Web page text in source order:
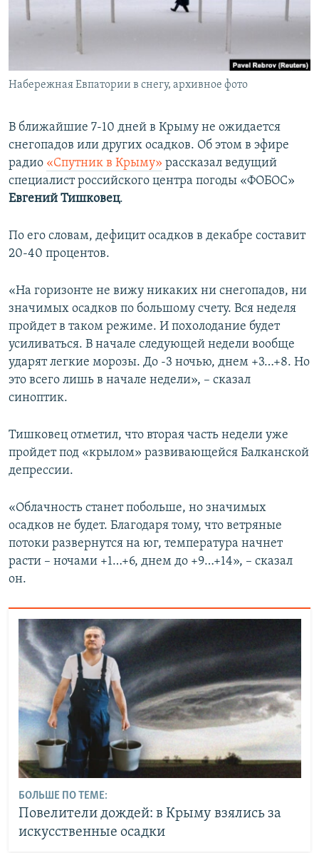
ПОБЕДИТЕЛЕЙ НЕ СУДЯТ?
КРЫМ.НЕПОКОРЕННЫЙ
УКРАИНСКАЯ ПРОБЛЕМА КРЫМА
ПРИСОЕДИНЯЙТЕСЬ!
Набережная Евпатории в снегу, архивное фото
В ближайшие 7-10 дней в Крыму не ожидается
снегопадов или других осадков. Об этом в эфире
радио «Спутник в Крыму» рассказал ведущий
специалист российского центра погоды «ФОБОС»
Евгений Тишковец.
По его словам, дефицит осадков в декабре составит
20-40 процентов.
«На горизонте не вижу никаких ни снегопадов, ни
значимых осадков по большому счету. Вся неделя
пройдет в таком режиме. И похолодание будет
усиливаться. В начале следующей недели вообще
ударят легкие морозы. До -3 ночью, днем +3…+8. Но
это всего лишь в начале недели», – сказал
синоптик.
Тишковец отметил, что вторая часть недели уже
пройдет под «крылом» развивающейся Балканской
депрессии.
«Облачность станет побольше, но значимых
осадков не будет. Благодаря тому, что ветряные
потоки развернутся на юг, температура начнет
расти – ночами +1…+6, днем до +9…+14», – сказал
он.
БОЛЬШЕ ПО ТЕМЕ:
Повелители дождей: в Крыму взялись за
искусственные осадки